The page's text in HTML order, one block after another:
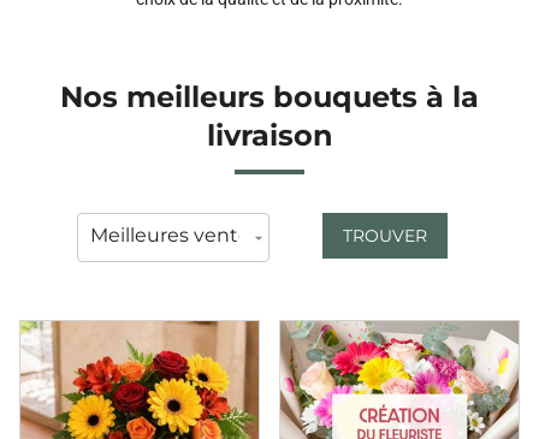
Nos meilleurs bouquets à la
livraison
TROUVER